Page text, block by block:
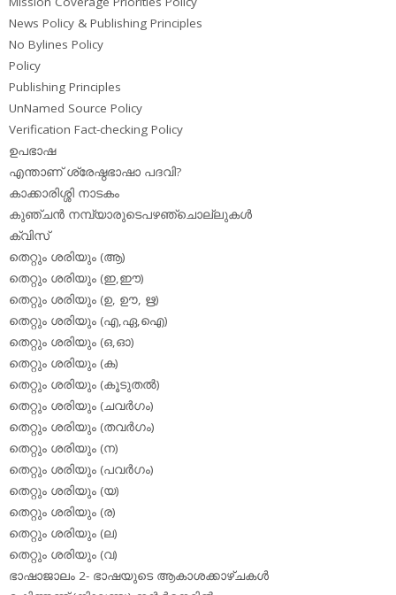
News Policy & Publishing Principles
No Bylines Policy
Policy
Publishing Principles
UnNamed Source Policy
Verification Fact-checking Policy
ഉപഭാഷ
എന്താണ് ശ്രേഷ്ഠഭാഷാ പദവി?
കാക്കാരിശ്ശി നാടകം
കുഞ്ചന്‍ നമ്പ്യാരുടെപഴഞ്ചൊല്ലുകള്‍
ക്വിസ്
തെറ്റും ശരിയും (ആ)
തെറ്റും ശരിയും (ഇ,ഈ)
തെറ്റും ശരിയും (ഉ, ഊ, ഋ)
തെറ്റും ശരിയും (എ,ഏ,ഐ)
തെറ്റും ശരിയും (ഒ,ഓ)
തെറ്റും ശരിയും (ക)
തെറ്റും ശരിയും (കൂടുതല്‍)
തെറ്റും ശരിയും (ചവര്‍ഗം)
തെറ്റും ശരിയും (തവര്‍ഗം)
തെറ്റും ശരിയും (ന)
തെറ്റും ശരിയും (പവര്‍ഗം)
തെറ്റും ശരിയും (യ)
തെറ്റും ശരിയും (ര)
തെറ്റും ശരിയും (ല)
തെറ്റും ശരിയും (വ)
ഭാഷാജാലം 2- ഭാഷയുടെ ആകാശക്കാഴ്ചകള്‍